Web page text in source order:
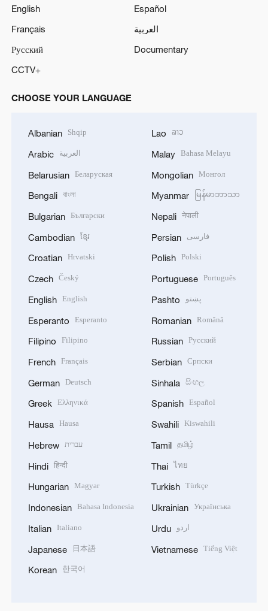
English
Español
Français
العربية
Русский
Documentary
CCTV+
CHOOSE YOUR LANGUAGE
Albanian Shqip
Arabic العربية
Belarusian Беларуская
Bengali বাংলা
Bulgarian Български
Cambodian ខ្មែរ
Croatian Hrvatski
Czech Český
English English
Esperanto Esperanto
Filipino Filipino
French Français
German Deutsch
Greek Ελληνικά
Hausa Hausa
Hebrew עברית
Hindi हिन्दी
Hungarian Magyar
Indonesian Bahasa Indonesia
Italian Italiano
Japanese 日本語
Korean 한국어
Lao ລາວ
Malay Bahasa Melayu
Mongolian Монгол
Myanmar မြန်မာဘာသာ
Nepali नेपाली
Persian فارسی
Polish Polski
Portuguese Português
Pashto پښتو
Romanian Română
Russian Русский
Serbian Српски
Sinhala සිංහල
Spanish Español
Swahili Kiswahili
Tamil தமிழ்
Thai ไทย
Turkish Türkçe
Ukrainian Українська
Urdu اردو
Vietnamese Tiếng Việt